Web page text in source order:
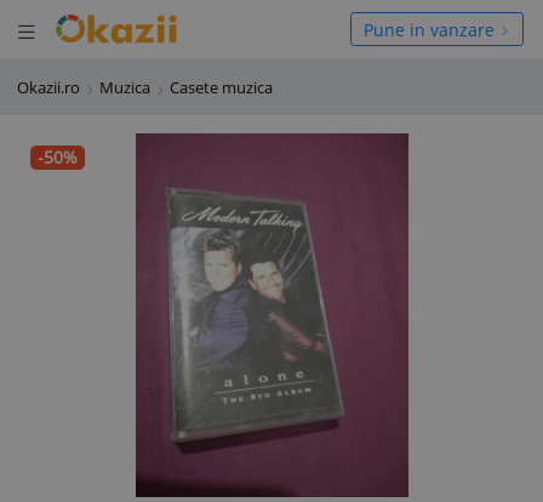
Deschide meniul
meniul Pune in vanzare
Okazii.ro Muzica Casete muzica
-50%